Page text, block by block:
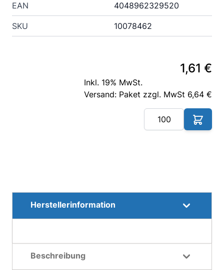
EAN 4048962329520
SKU 10078462
1,61 €
Inkl. 19% MwSt.
Versand: Paket zzgl. MwSt 6,64 €
Herstellerinformation
Beschreibung